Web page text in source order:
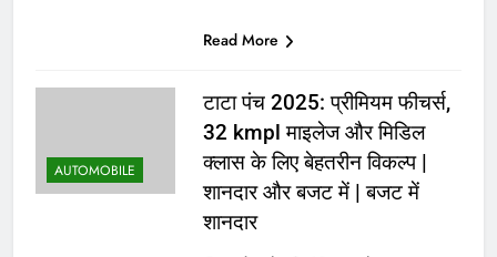
Read More
AUTOMOBILE
टाटा पंच 2025: प्रीमियम फीचर्स,
32 kmpl माइलेज और मिडिल
क्लास के लिए बेहतरीन विकल्प |
शानदार और बजट में | बजट में
शानदार